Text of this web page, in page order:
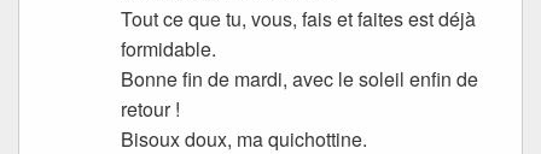
Tout ce que tu, vous, fais et faites est déjà
formidable.
Bonne fin de mardi, avec le soleil enfin de
retour !
Bisoux doux, ma quichottine.